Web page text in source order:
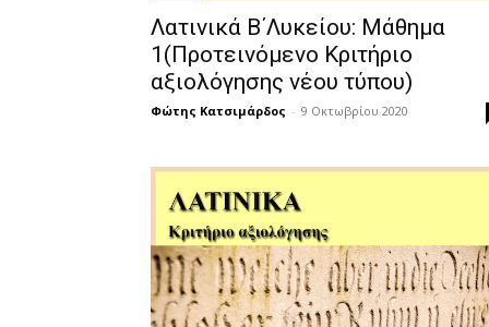
Λατινικά Β΄Λυκείου: Μάθημα
1(Προτεινόμενο Κριτήριο
αξιολόγησης νέου τύπου)
Φώτης Κατσιμάρδος - 9 Οκτωβρίου 2020